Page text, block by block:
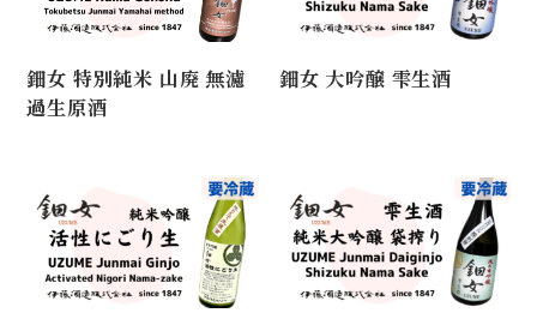
鈿女 特別純米 山廃 無濾
過生原酒
鈿女 大吟醸 雫生酒